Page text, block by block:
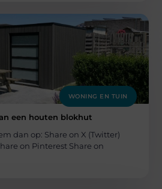
WONING EN TUIN
een houten blokhut
dan op: Share on X (Twitter)
on Pinterest Share on